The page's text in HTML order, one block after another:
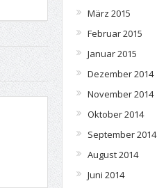
März 2015
Februar 2015
Januar 2015
Dezember 2014
November 2014
Oktober 2014
September 2014
August 2014
Juni 2014